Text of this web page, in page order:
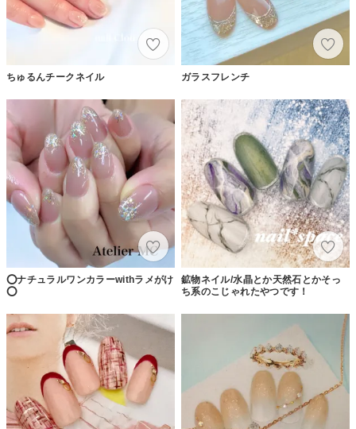
ちゅるんチークネイル ガラスフレンチ
⭕️ナチュラルワンカラーwithラメがけ
⭕️
鉱物ネイル/水晶とか天然石とかそっ
ち系のこじゃれたやつです！